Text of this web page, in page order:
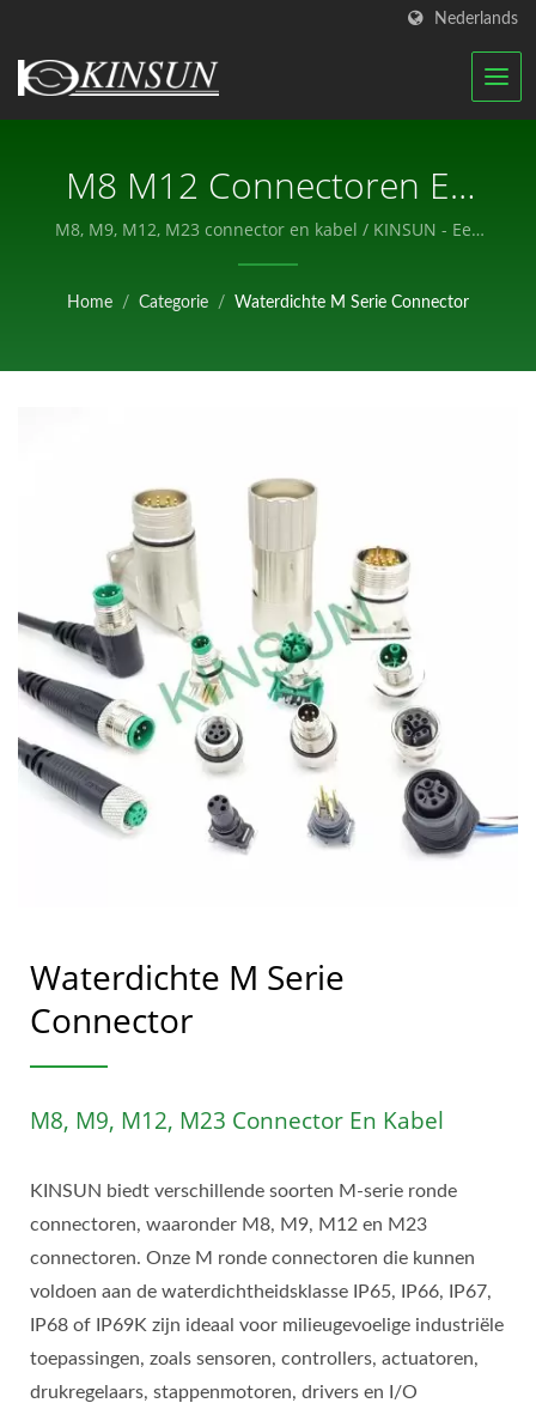
Nederlands
M8 M12 Connectoren En
Kabels / KINSUN - Een
Professionele Fabrikant
Componenten.
M8, M9, M12, M23 connector en kabel / KINSUN - Een
professionele fabrikant van elektronische
Home / Categorie / Waterdichte M Serie Connector
Waterdichte M Serie
Connector
M8, M9, M12, M23 Connector En Kabel
KINSUN biedt verschillende soorten M-serie ronde
connectoren, waaronder M8, M9, M12 en M23
connectoren. Onze M ronde connectoren die kunnen
voldoen aan de waterdichtheidsklasse IP65, IP66, IP67,
IP68 of IP69K zijn ideaal voor milieugevoelige industriële
toepassingen, zoals sensoren, controllers, actuatoren,
drukregelaars, stappenmotoren, drivers en I/O